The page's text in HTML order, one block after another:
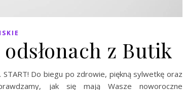
z Butik
Do biegu po zdrowie, piękną sylwetkę oraz
jak się mają Wasze noworoczne